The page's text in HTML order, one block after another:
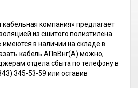
компания» предлагает
из сшитого полиэтилена
в наличии на складе в
кабель АПвВнг(А) можно,
отдела сбыта по телефону в
345-53-59 или оставив